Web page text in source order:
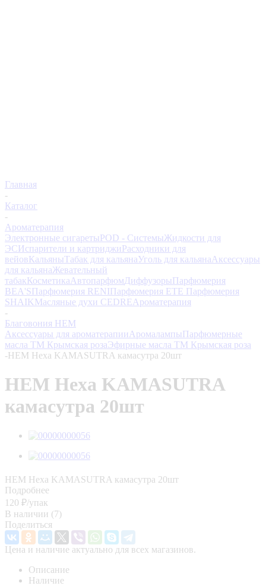
Главная
-
Каталог
-
Ароматерапия
Электронные сигаретыPOD - СистемыЖидкости для
ЭСИспарители и картриджиРасходники для
вейовКальяныТабак для кальянаУголь для кальянаАксессуары
для кальянаЖевательный
табакКосметикаАвтопарфюмДиффузорыПарфюмерия
BEA'SПарфюмерия RENIПарфюмерия ETE Парфюмерия
SHAIKМасляные духи CEDREАроматерапия
-
Благовония HEM
Аксессуары для ароматерапииАромалампыПарфюмерные
масла ТМ Крымская розаЭфирные масла ТМ Крымская роза
-HEM Hexa KAMASUTRA камасутра 20шт
HEM Hexa KAMASUTRA
камасутра 20шт
HEM Hexa KAMASUTRA камасутра 20шт
Подробнее
120 ₽/упак
В наличии (7)
Поделиться
Цена и наличие актуально для всех магазинов.
Описание
Наличие